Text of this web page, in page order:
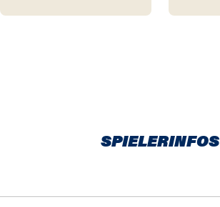
SPIELERINFOS